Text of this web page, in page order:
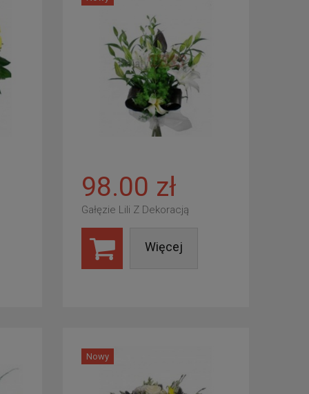
98.00 zł
Gałęzie Lili Z Dekoracją
Więcej
Nowy